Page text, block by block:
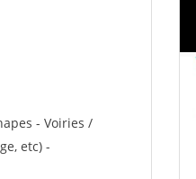
- Voiries /
etc) -